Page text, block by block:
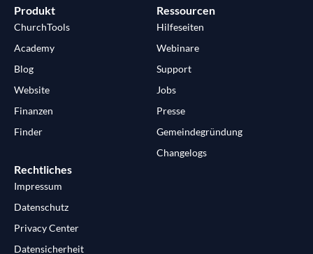
Produkt
ChurchTools
Academy
Blog
Website
Finanzen
Finder
Ressourcen
Hilfeseiten
Webinare
Support
Jobs
Presse
Gemeindegründung
Changelogs
Rechtliches
Impressum
Datenschutz
Privacy Center
Datensicherheit